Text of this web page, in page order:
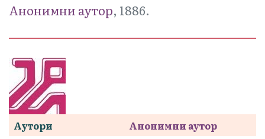
Анонимни аутор, 1886.
Аутори
Анонимни аутор